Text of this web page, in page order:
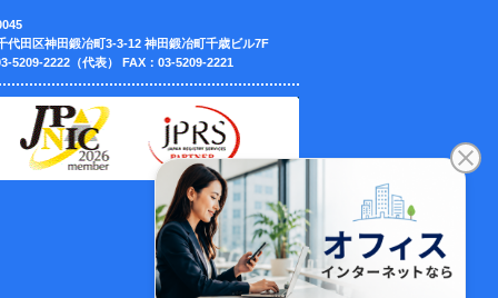
代田区神田鍛冶町3-3-12神田鍛冶町千歳ビル7F
5209-2222（代表）FAX：03-5209-2221